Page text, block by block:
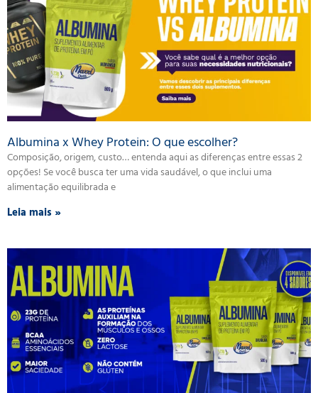
Albumina x Whey Protein: O que escolher?
Composição, origem, custo… entenda aqui as diferenças entre essas 2
opções! Se você busca ter uma vida saudável, o que inclui uma
alimentação equilibrada e
Leia mais »